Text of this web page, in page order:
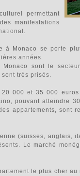
permettant
manifestations
à Monaco se porte
années.
sont le
très prisés.
000 et 35 000
pouvant atteindre
appartements, sont
(suisses, anglais,
Le marché
le plus cher